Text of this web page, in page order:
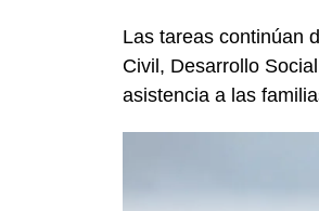
Las tareas continúan
Civil, Desarrollo
asistencia a las